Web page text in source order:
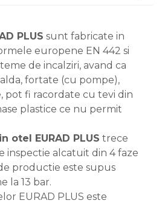
PLUS sunt fabricate in
europene EN 442 si
de incalziri, avand ca
fortate (cu pompe),
pot fi racordate cu tevi din
plastice ce nu permit
otel EURAD PLUS trece
inspectie alcatuit din 4 faze
productie este supus
la 13 bar.
EURAD PLUS este